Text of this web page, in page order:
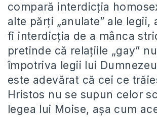
compară interdicția
alte părți „anulate” ale legii,
fi interdicția de a mânca
pretinde că relațiile „gay”
împotriva legii lui
este adevărat că cei ce
Hristos nu se supun celor
legea lui Moise, așa cum